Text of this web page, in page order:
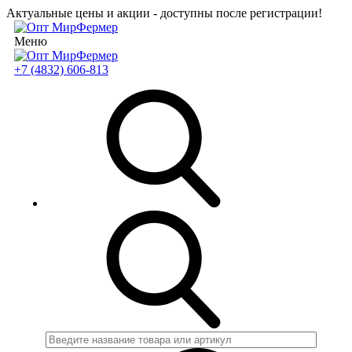
Актуальные цены и акции - доступны после регистрации!
Меню
+7 (4832) 606-813